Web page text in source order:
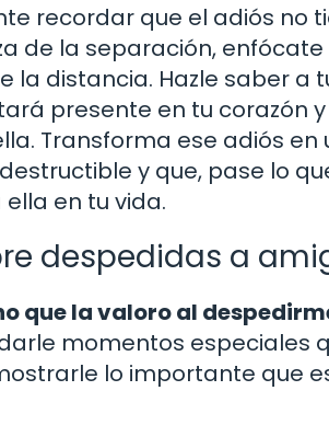
recordar que el adiós no
de la separación, enfócate
la distancia. Hazle saber a
presente en tu corazón
Transforma ese adiós en
y que, pase lo
en tu vida.
despedidas a
que la valoro al
momentos especiales
lo importante que